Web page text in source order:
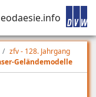
zfv - 128. Jahrgang
Geländemodelle